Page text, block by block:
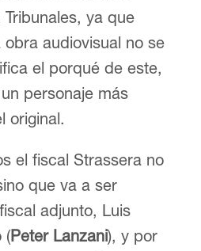
ya que
audiovisual no se
el porqué de este,
personaje más
original.
el fiscal Strassera no
que va a ser
adjunto, Luis
(Peter Lanzani), y por